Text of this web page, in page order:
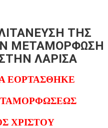
ΤΗΣ
ΜΕΤΑΜΟΡΦΩΣΗ
ΛΑΡΙΣΑ
ΕΟΡΤΑΣΘΗΚΕ
ΧΡΙΣΤΟΥ